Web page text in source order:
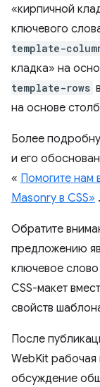
«кирпичной
ключевого
template-
кладка» на
template-rows
на основе
Более
и его
« Помогите нам
Masonry в CSS» .
Обратите
предложению
ключевое слово
CSS-макет
свойств
После
WebKit рабочая
обсуждение